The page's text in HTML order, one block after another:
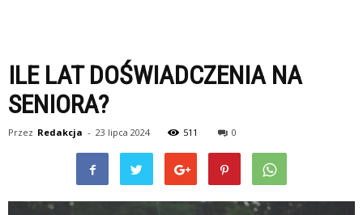
ILE LAT DOŚWIADCZENIA NA
SENIORA?
Przez Redakcja - 23 lipca 2024 511 0